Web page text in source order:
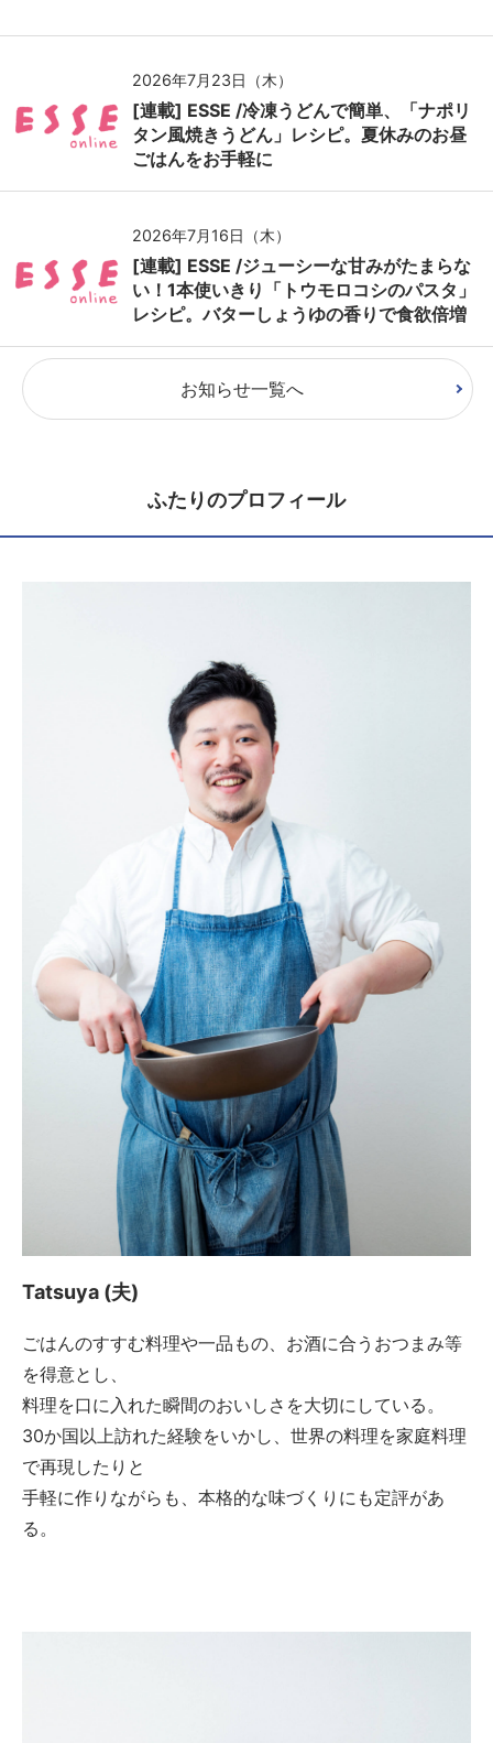
2026年7月23日（木）
[連載] ESSE /冷凍うどんで簡単、「ナポリ
タン風焼きうどん」レシピ。夏休みのお昼
ごはんをお手軽に
2026年7月16日（木）
[連載] ESSE /ジューシーな甘みがたまらな
い！1本使いきり「トウモロコシのパスタ」
レシピ。バターしょうゆの香りで食欲倍増
お知らせ一覧へ
ふたりのプロフィール
Tatsuya (夫)
ごはんのすすむ料理や一品もの、お酒に合うおつまみ等
を得意とし、
料理を口に入れた瞬間のおいしさを大切にしている。
30か国以上訪れた経験をいかし、世界の料理を家庭料理
で再現したりと
手軽に作りながらも、本格的な味づくりにも定評があ
る。